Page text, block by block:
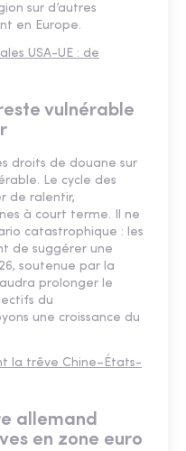
sur d’autres
en Europe.
USA-UE : de
vulnérable
droits de douane sur
Le cycle des
de ralentir,
à court terme. Il ne
catastrophique : les
de suggérer une
soutenue par la
prolonger le
du
une croissance du
la trêve Chine–États-
allemand
en zone euro